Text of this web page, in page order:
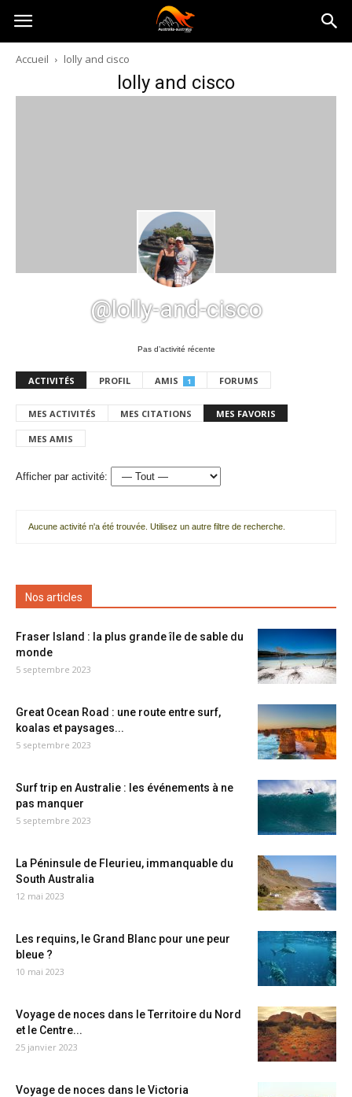
Australia-
australie.com
Accueil lolly and cisco
lolly and cisco
@lolly-and-cisco
Pas d’activité récente
ACTIVITÉS PROFIL AMIS 1 FORUMS
MES ACTIVITÉS MES CITATIONS MES FAVORIS
MES AMIS
Afficher par activité:
Aucune activité n'a été trouvée. Utilisez un autre filtre de recherche.
Nos articles
Fraser Island : la plus grande île de sable du
monde
5 septembre 2023
Great Ocean Road : une route entre surf,
koalas et paysages...
5 septembre 2023
Surf trip en Australie : les événements à ne
pas manquer
5 septembre 2023
La Péninsule de Fleurieu, immanquable du
South Australia
12 mai 2023
Les requins, le Grand Blanc pour une peur
bleue ?
10 mai 2023
Voyage de noces dans le Territoire du Nord
et le Centre...
25 janvier 2023
Voyage de noces dans le Victoria